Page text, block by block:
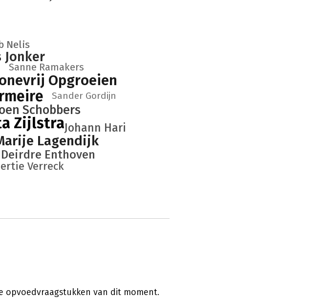
Zijlstra
Opgroeien
Lagendijk
Jonker
Schobbers
Deirdre Enthoven
Johann Hari
Verreck
Nelis
Sanne Ramakers
Sander Gordijn
opvoedvraagstukken van dit moment.